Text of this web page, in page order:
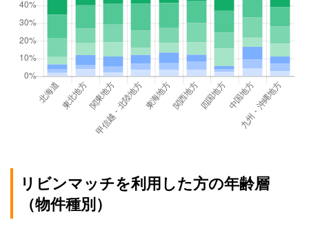
リビンマッチを利用した方の年齢層
（物件種別）